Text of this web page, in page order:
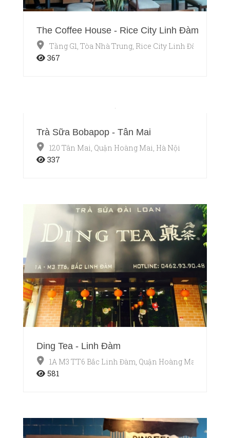
The Coffee House - Rice City Linh Đàm
Tầng G1, Tòa Nhà Trung, Rice City Linh Đàm, Quận
367
Trà Sữa Bobapop - Tân Mai
120 Tân Mai, Quận Hoàng Mai, Hà Nội
337
Ding Tea - Linh Đàm
1A M3 TT6 Bắc Linh Đàm, Quận Hoàng Mai, Hà Nội
581